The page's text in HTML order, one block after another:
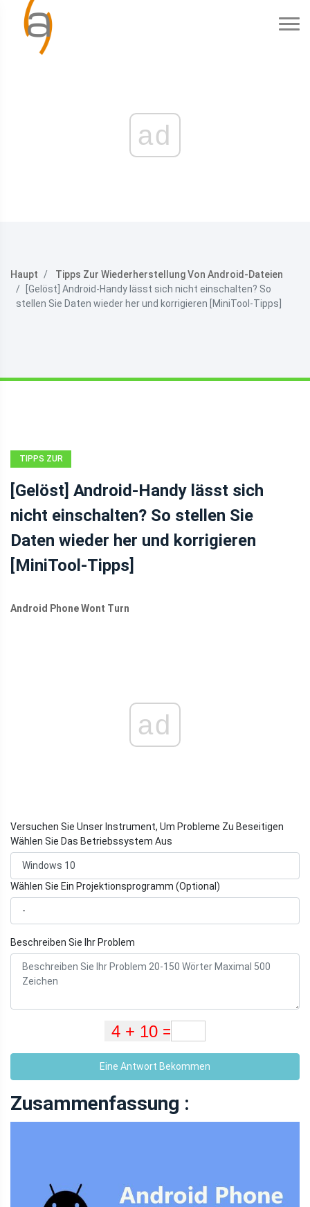
ad
Haupt
Tipps Zur Wiederherstellung Von Android-Dateien
[Gelöst] Android-Handy lässt sich nicht einschalten? So
stellen Sie Daten wieder her und korrigieren [MiniTool-Tipps]
TIPPS ZUR
VON ANDROID-
DATEIEN
[Gelöst] Android-Handy lässt sich
nicht einschalten? So stellen Sie
Daten wieder her und korrigieren
[MiniTool-Tipps]
Android Phone Wont Turn
ad
Versuchen Sie Unser Instrument, Um Probleme Zu Beseitigen
Wählen Sie Das Betriebssystem Aus
Wählen Sie Ein Projektionsprogramm (Optional)
Beschreiben Sie Ihr Problem
Eine Antwort Bekommen
Zusammenfassung :